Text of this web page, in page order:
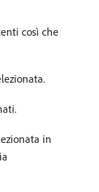
così che
in